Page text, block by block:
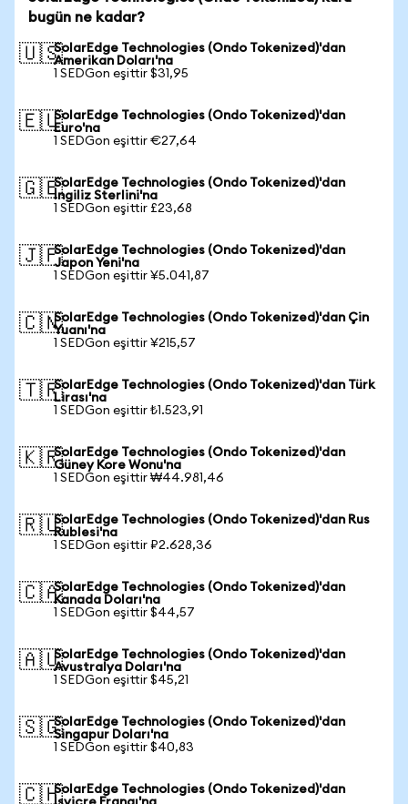
bugün ne kadar?
🇺🇸SolarEdge Technologies (Ondo Tokenized)'dan
Amerikan Doları'na
1 SEDGon eşittir $31,95
🇪🇺SolarEdge Technologies (Ondo Tokenized)'dan
Euro'na
1 SEDGon eşittir €27,64
🇬🇧SolarEdge Technologies (Ondo Tokenized)'dan
İngiliz Sterlini'na
1 SEDGon eşittir £23,68
🇯🇵SolarEdge Technologies (Ondo Tokenized)'dan
Japon Yeni'na
1 SEDGon eşittir ¥5.041,87
🇨🇳SolarEdge Technologies (Ondo Tokenized)'dan Çin
Yuanı'na
1 SEDGon eşittir ¥215,57
🇹🇷SolarEdge Technologies (Ondo Tokenized)'dan Türk
Lirası'na
1 SEDGon eşittir ₺1.523,91
🇰🇷SolarEdge Technologies (Ondo Tokenized)'dan
Güney Kore Wonu'na
1 SEDGon eşittir ₩44.981,46
🇷🇺SolarEdge Technologies (Ondo Tokenized)'dan Rus
Rublesi'na
1 SEDGon eşittir ₽2.628,36
🇨🇦SolarEdge Technologies (Ondo Tokenized)'dan
Kanada Doları'na
1 SEDGon eşittir $44,57
🇦🇺SolarEdge Technologies (Ondo Tokenized)'dan
Avustralya Doları'na
1 SEDGon eşittir $45,21
🇸🇬SolarEdge Technologies (Ondo Tokenized)'dan
Singapur Doları'na
1 SEDGon eşittir $40,83
🇨🇭SolarEdge Technologies (Ondo Tokenized)'dan